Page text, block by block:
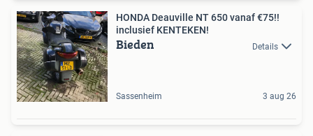
HONDA Deauville NT 650 vanaf €75!!
inclusief KENTEKEN!
Bieden Details
Sassenheim 3 aug 26